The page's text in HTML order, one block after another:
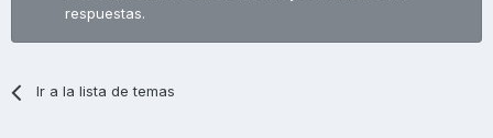
respuestas.
Ir a la lista de temas